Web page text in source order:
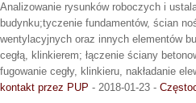
Analizowanie rysunków roboczych i
budynku;tyczenie fundamentów, ścian
wentylacyjnych oraz innych elementów
cegłą, klinkierem; łączenie ściany
fugowanie cegły, klinkieru, nakładanie
kontakt przez PUP - 2018-01-23 -